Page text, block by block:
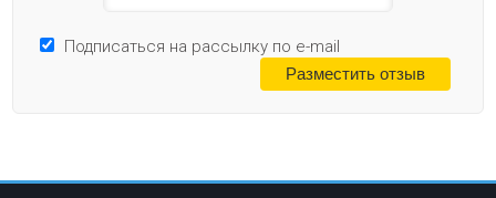
Подписаться на рассылку по e-mail